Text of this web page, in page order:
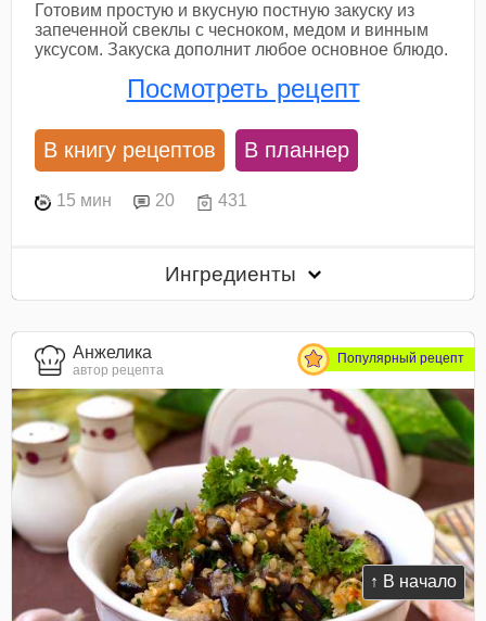
↑ В начало
Готовим простую и вкусную постную закуску из
запеченной свеклы с чесноком, медом и винным
уксусом. Закуска дополнит любое основное блюдо.
Посмотреть рецепт
В книгу рецептов В планнер
15 мин 20 431
Ингредиенты
Анжелика
автор рецепта
Популярный рецепт